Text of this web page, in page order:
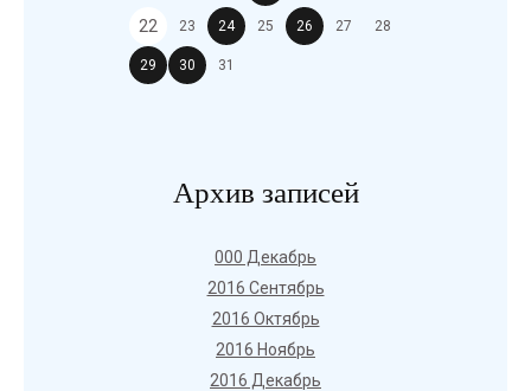
22 23 24 25 26 27 28
29 30 31
Архив записей
000 Декабрь
2016 Сентябрь
2016 Октябрь
2016 Ноябрь
2016 Декабрь